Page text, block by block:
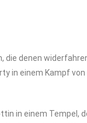
die denen
in einem Kampf
in einem Tempel,